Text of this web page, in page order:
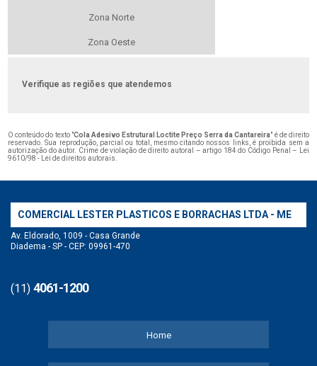
Zona Norte
Zona Oeste
Verifique as regiões que atendemos
O conteúdo do texto "Cola Adesivo Estrutural Loctite Preço Serra da Cantareira" é de direito
reservado. Sua reprodução, parcial ou total, mesmo citando nossos links, é proibida sem a
autorização do autor. Crime de violação de direito autoral – artigo 184 do Código Penal – Lei
9610/98 - Lei de direitos autorais.
COMERCIAL LESTER PLASTICOS E BORRACHAS LTDA - ME
Av. Eldorado, 1009 - Casa Grande
Diadema - SP - CEP: 09961-470
(11) 4061-1200
Home